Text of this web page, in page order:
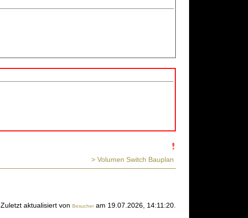
> Volumen Switch Bauplan
Zuletzt aktualisiert von Besucheram 19.07.2026, 14:11:20.